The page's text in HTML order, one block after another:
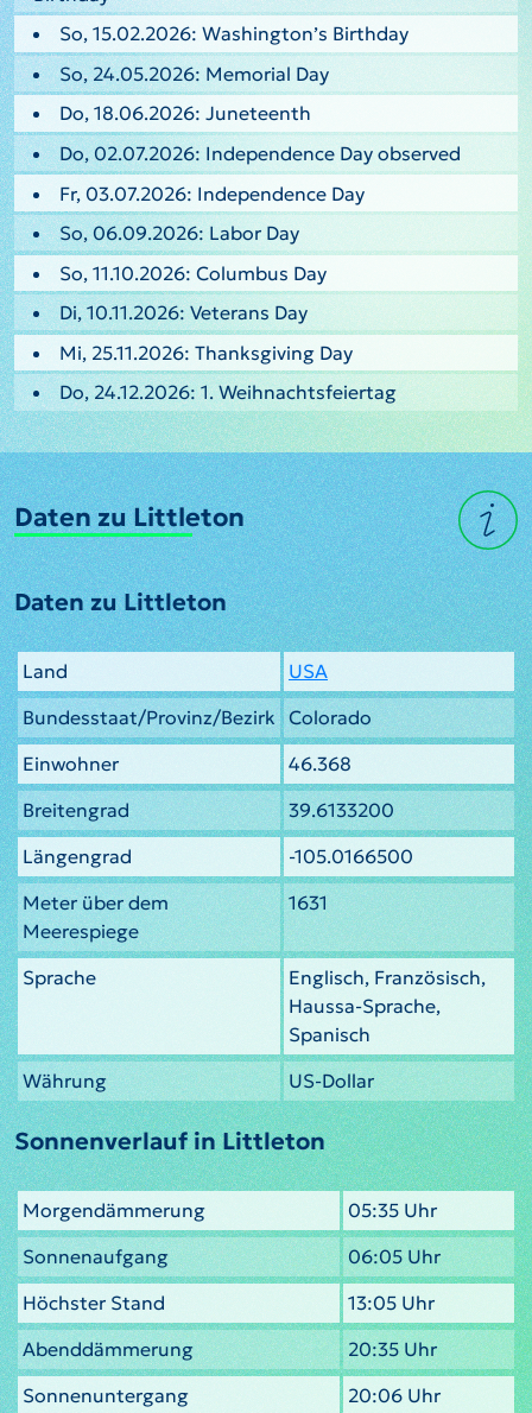
So, 15.02.2026: Washington’s Birthday
So, 24.05.2026: Memorial Day
Do, 18.06.2026: Juneteenth
Do, 02.07.2026: Independence Day observed
Fr, 03.07.2026: Independence Day
So, 06.09.2026: Labor Day
So, 11.10.2026: Columbus Day
Di, 10.11.2026: Veterans Day
Mi, 25.11.2026: Thanksgiving Day
Do, 24.12.2026: 1. Weihnachtsfeiertag
Daten zu Littleton
Daten zu Littleton
Land
USA
Bundesstaat/Provinz/Bezirk Colorado
Einwohner
46.368
Breitengrad
39.6133200
Längengrad
-105.0166500
Meter über dem
Meerespiege
1631
Sprache
Englisch, Französisch,
Haussa-Sprache,
Spanisch
Währung
US-Dollar
Sonnenverlauf in Littleton
Morgendämmerung
05:35 Uhr
Sonnenaufgang
06:05 Uhr
Höchster Stand
13:05 Uhr
Abenddämmerung
20:35 Uhr
Sonnenuntergang
20:06 Uhr